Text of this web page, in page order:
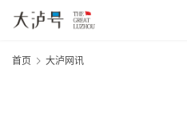
首页 大泸网讯